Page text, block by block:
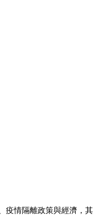
疫情隔離政策與經濟，其